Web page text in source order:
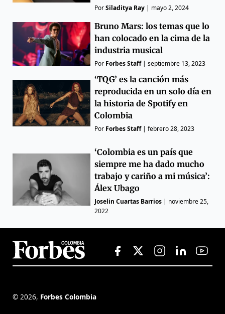
PorSiladitya Ray | mayo 2, 2024
Bruno Mars: los temas que lo
han colocado en la cima de la
industria musical
Por Forbes Staff|septiembre 13, 2023
‘TQG’ es la canción más
reproducida en un solo día en
la historia de Spotify en
Colombia
Por Forbes Staff|febrero 28, 2023
‘Colombia es un país que
siempre me ha dado mucho
trabajo y cariño a mi música’:
Álex Ubago
Joselin Cuartas Barrios | noviembre 25,
2022
© 2026, Forbes Colombia